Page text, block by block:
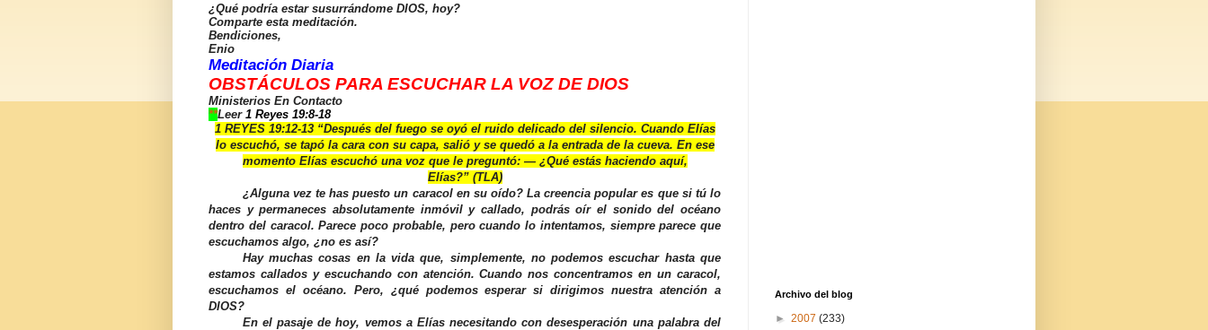
¿Qué podría estar susurrándome DIOS, hoy?
Comparte esta meditación.
Bendiciones,
Enio
Meditación Diaria
OBSTÁCULOS PARA ESCUCHAR LA VOZ DE DIOS
Ministerios En Contacto
**Leer 1 Reyes 19:8-18
1 REYES 19:12-13 “Después del fuego se oyó el ruido delicado del silencio. Cuando Elías
lo escuchó, se tapó la cara con su capa, salió y se quedó a la entrada de la cueva. En ese
momento Elías escuchó una voz que le preguntó: — ¿Qué estás haciendo aquí,
Elías?” (TLA)
¿Alguna vez te has puesto un caracol en su oído? La creencia popular es que si tú lo
haces y permaneces absolutamente inmóvil y callado, podrás oír el sonido del océano
dentro del caracol. Parece poco probable, pero cuando lo intentamos, siempre parece que
escuchamos algo, ¿no es así?
Hay muchas cosas en la vida que, simplemente, no podemos escuchar hasta que
estamos callados y escuchando con atención. Cuando nos concentramos en un caracol,
escuchamos el océano. Pero, ¿qué podemos esperar si dirigimos nuestra atención a
DIOS?
En el pasaje de hoy, vemos a Elías necesitando con desesperación una palabra del
Archivo del blog
► 2007 (233)